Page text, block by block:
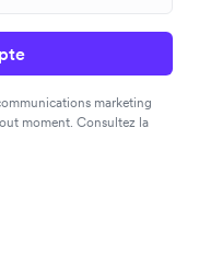
marketing
moment. Consultez la